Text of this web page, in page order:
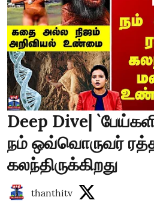
Deep Dive|
நம் ஒவ்வொருவர்
கலந்திருக்கிறது
thanthitv